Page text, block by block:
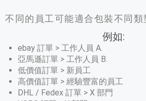
不同的員工可能適合包裝不同
例如:
ebay 訂單 > 工作人員 A.
亞馬遜訂單 > 工作人員 B.
低價值訂單 > 新員工
高價值訂單 > 經驗豐富的員工
DHL / Fedex 訂單 > X 部門